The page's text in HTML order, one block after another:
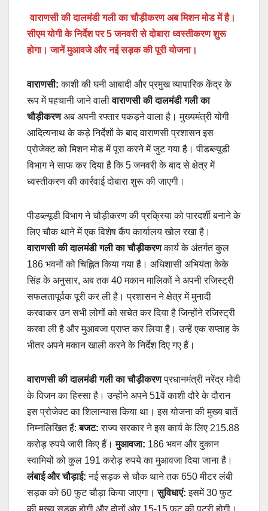
वाराणसी की दालमंडी गली का चौड़ीकरण अब मिशन मोड में है।
सीएम योगी के निर्देश पर 5 जनवरी से दोबारा ध्वस्तीकरण शुरू
होगा। जानें मुआवजे और नई सड़क की पूरी योजना।
वाराणसी: काशी की घनी आबादी और प्रमुख व्यापारिक केंद्र के
रूप में पहचानी जाने वालीवाराणसी की दालमंडी गली का
चौड़ीकरणअब अपनी रफ्तार पकड़ने वाला है। मुख्यमंत्री योगी
आदित्यनाथ के कड़े निर्देशों के बाद वाराणसी प्रशासन इस
प्रोजेक्ट को मिशन मोड में पूरा करने में जुट गया है। पीडब्ल्यूडी
विभाग ने साफ कर दिया है कि 5 जनवरी के बाद से क्षेत्र में
ध्वस्तीकरण की कार्रवाई दोबारा शुरू की जाएगी।
पीडब्ल्यूडी विभाग ने चौड़ीकरण की प्रक्रिया को पारदर्शी बनाने के
लिए चौक थाने में एक विशेष कैंप कार्यालय खोल रखा है।
वाराणसी की दालमंडी गली का चौड़ीकरणकार्य के अंतर्गत कुल
186 भवनों को चिह्नित किया गया है। अधिशासी अभियंता केके
सिंह के अनुसार, अब तक 40 मकान मालिकों ने अपनी रजिस्ट्री
सफलतापूर्वक पूरी कर ली है। प्रशासन ने क्षेत्र में मुनादी
करवाकर उन सभी लोगों को सचेत कर दिया है जिन्होंने रजिस्ट्री
करवा ली है और मुआवजा प्राप्त कर लिया है। उन्हें एक सप्ताह के
भीतर अपने मकान खाली करने के निर्देश दिए गए हैं।
वाराणसी की दालमंडी गली का चौड़ीकरणप्रधानमंत्री नरेंद्र मोदी
के विजन का हिस्सा है। उन्होंने अपने 51वें काशी दौरे के दौरान
इस प्रोजेक्ट का शिलान्यास किया था। इस योजना की मुख्य बातें
निम्नलिखित हैं:बजट: राज्य सरकार ने इस कार्य के लिए 215.88
करोड़ रुपये जारी किए हैं।मुआवजा: 186 भवन और दुकान
स्वामियों को कुल 191 करोड़ रुपये का मुआवजा दिया जाना है।
लंबाई और चौड़ाई: नई सड़क से चौक थाने तक 650 मीटर लंबी
सड़क को 60 फुट चौड़ा किया जाएगा।सुविधाएं: इसमें 30 फुट